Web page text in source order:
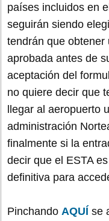
países incluidos en
seguirán siendo
tendrán que
aprobada antes de
aceptación del
no quiere decir que
llegar al aeropuerto
administración
finalmente si la
decir que el ESTA
definitiva para
Pinchando AQUÍ se